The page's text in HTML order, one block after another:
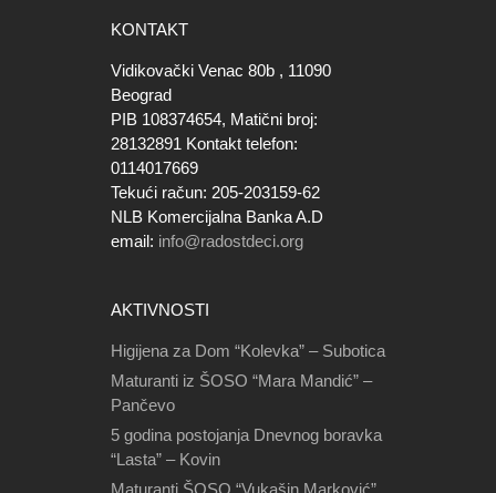
KONTAKT
Vidikovački Venac 80b , 11090
Beograd
PIB 108374654, Matični broj:
28132891 Kontakt telefon:
0114017669
Tekući račun: 205-203159-62
NLB Komercijalna Banka A.D
email: info@radostdeci.org
AKTIVNOSTI
Higijena za Dom “Kolevka” – Subotica
Maturanti iz ŠOSO “Mara Mandić” –
Pančevo
5 godina postojanja Dnevnog boravka
“Lasta” – Kovin
Maturanti ŠOSO “Vukašin Marković”